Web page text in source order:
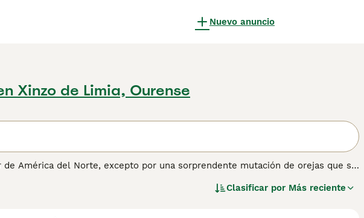
Nuevo anuncio
Xinzo de Limia, Ourense
América del Norte, excepto por una sorprendente mutación de orejas que se
Clasificar por Más reciente